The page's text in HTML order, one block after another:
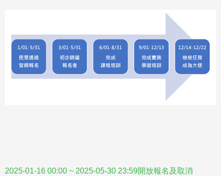
2025-01-16 00:00 ~ 2025-05-30 23:59開放報名及取消